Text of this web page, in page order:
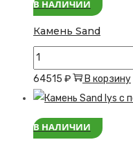
M
В НАЛИЧИИ
Камень Sand
Количество
товара
Камень
64515 ₽ В корзину
В НАЛИЧИИ